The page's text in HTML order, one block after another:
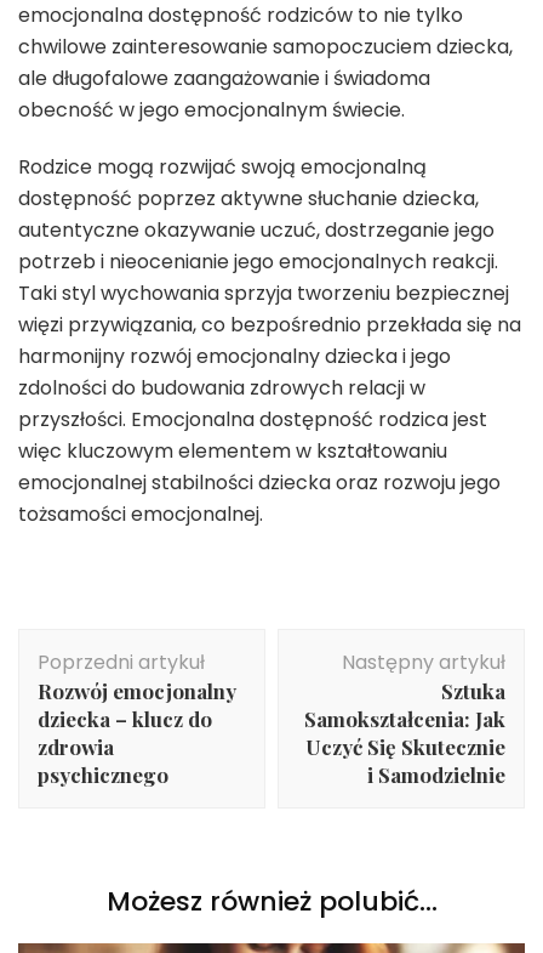
emocjonalna dostępność rodziców to nie tylko
chwilowe zainteresowanie samopoczuciem dziecka,
ale długofalowe zaangażowanie i świadoma
obecność w jego emocjonalnym świecie.
Rodzice mogą rozwijać swoją emocjonalną
dostępność poprzez aktywne słuchanie dziecka,
autentyczne okazywanie uczuć, dostrzeganie jego
potrzeb i nieocenianie jego emocjonalnych reakcji.
Taki styl wychowania sprzyja tworzeniu bezpiecznej
więzi przywiązania, co bezpośrednio przekłada się na
harmonijny rozwój emocjonalny dziecka i jego
zdolności do budowania zdrowych relacji w
przyszłości. Emocjonalna dostępność rodzica jest
więc kluczowym elementem w kształtowaniu
emocjonalnej stabilności dziecka oraz rozwoju jego
tożsamości emocjonalnej.
wpisu
Poprzedni artykuł
Rozwój emocjonalny
dziecka – klucz do
zdrowia
psychicznego
Następny artykuł
Sztuka
Samokształcenia: Jak
Uczyć Się Skutecznie
i Samodzielnie
Możesz również polubić…